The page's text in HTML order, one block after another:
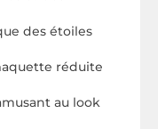
des étoiles
réduite
au look